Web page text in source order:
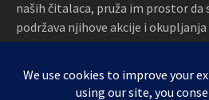
naših čitalaca, pruža im prostor da
podržava njihove akcije i okupljanja
Proudly powered by WordPress|